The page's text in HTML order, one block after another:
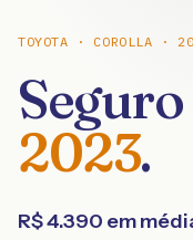
TOYOTA · COROLLA ·
Seguro
2023.
R$4.390 em